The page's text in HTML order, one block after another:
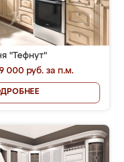
"Тефнут"
000 руб. за п.м.